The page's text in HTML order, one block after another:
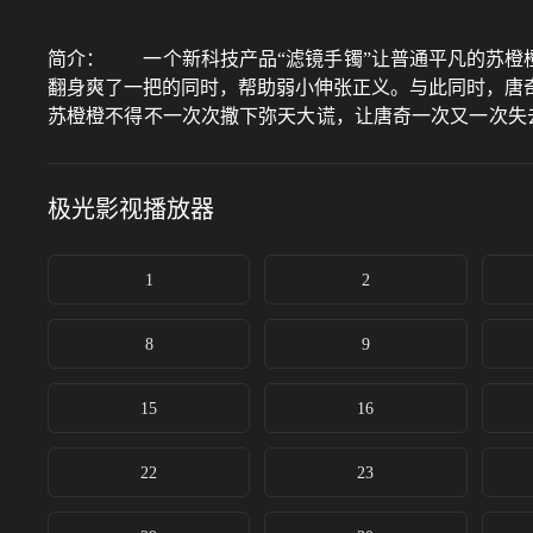
简介：
一个新科技产品“滤镜手镯”让普通平凡的苏橙
翻身爽了一把的同时，帮助弱小伸张正义。与此同时，
苏橙橙不得不一次次撒下弥天大谎，让唐奇一次又一次
技产品“滤镜手镯”让普通平凡的苏橙橙（李兰迪饰）拥
橙。真诚炙热的心不会被外在迷惑，心意相通的二人要
幸福就在眼前。
极光影视播放器
1 2
8 9
15 16
22 23